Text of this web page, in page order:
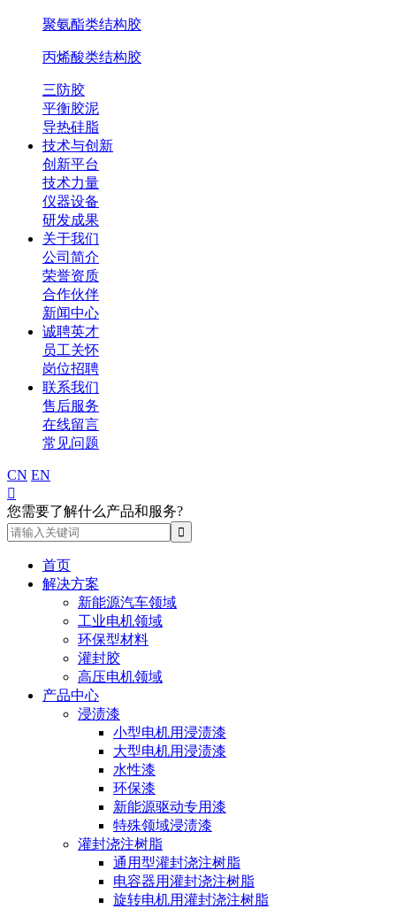
聚氨酯类结构胶
丙烯酸类结构胶
三防胶
平衡胶泥
导热硅脂
技术与创新
创新平台
技术力量
仪器设备
研发成果
关于我们
公司简介
荣誉资质
合作伙伴
新闻中心
诚聘英才
员工关怀
岗位招聘
联系我们
售后服务
在线留言
常见问题
CN EN

您需要了解什么产品和服务?
首页
解决方案
新能源汽车领域
工业电机领域
环保型材料
灌封胶
高压电机领域
产品中心
浸渍漆
小型电机用浸渍漆
大型电机用浸渍漆
水性漆
环保漆
新能源驱动专用漆
特殊领域浸渍漆
灌封浇注树脂
通用型灌封浇注树脂
电容器用灌封浇注树脂
旋转电机用灌封浇注树脂